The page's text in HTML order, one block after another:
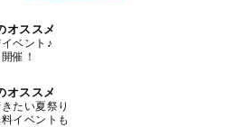
オススメ
ベント♪
催！
オススメ
たい夏祭り
イベントも